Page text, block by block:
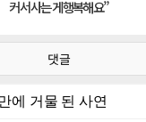
댓글